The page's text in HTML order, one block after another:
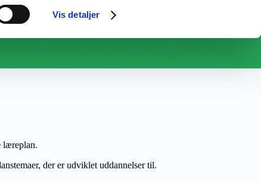
Vis detaljer
læreplan.
der er udviklet uddannelser til.